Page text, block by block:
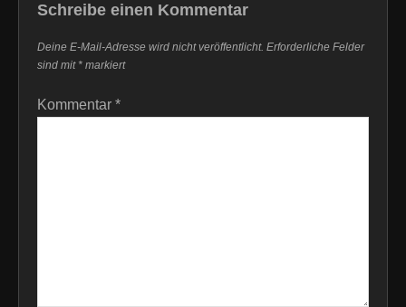
Schreibe einen Kommentar
Deine E-Mail-Adresse wird nicht veröffentlicht. Erforderliche Felder
sind mit * markiert
Kommentar *